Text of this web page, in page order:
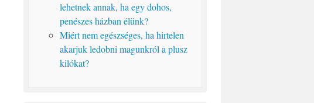
lehetnek annak, ha egy dohos,
penészes házban élünk?
Miért nem egészséges, ha hirtelen
akarjuk ledobni magunkról a plusz
kilókat?